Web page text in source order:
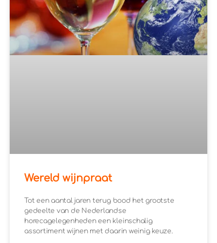
Wereld wijnpraat
Tot een aantal jaren terug bood het grootste
gedeelte van de Nederlandse
horecagelegenheden een kleinschalig
assortiment wijnen met daarin weinig keuze.